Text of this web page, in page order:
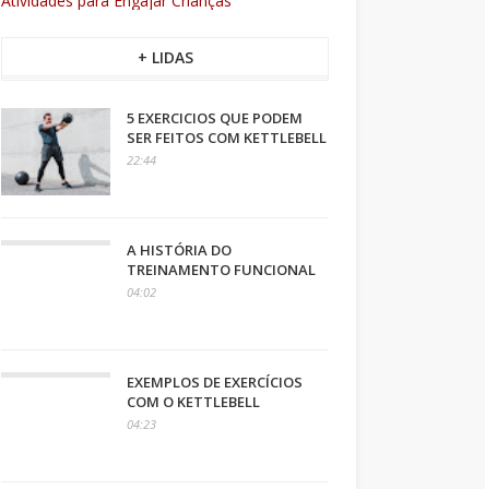
+ LIDAS
5 EXERCICIOS QUE PODEM
SER FEITOS COM KETTLEBELL
22:44
A HISTÓRIA DO
TREINAMENTO FUNCIONAL
04:02
EXEMPLOS DE EXERCÍCIOS
COM O KETTLEBELL
04:23